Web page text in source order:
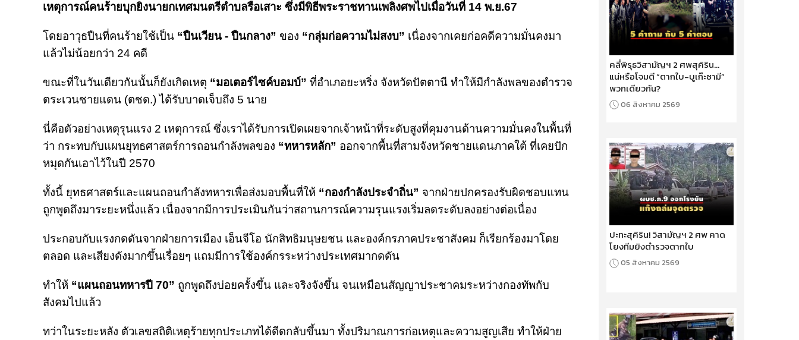
เหตุการณ์คนร้ายบุกยิงนายกเทศมนตรีตำบลรือเสาะ ซึ่งมีพิธีพระราชทานเพลิงศพไปเมื่อวันที่ 14 พ.ย.67
โดยอาวุธปืนที่คนร้ายใช้เป็น “ปืนเวียน - ปืนกลาง” ของ “กลุ่มก่อความไม่สงบ” เนื่องจากเคยก่อคดีความมั่นคงมา
แล้วไม่น้อยกว่า 24 คดี
ขณะที่ในวันเดียวกันนั้นก็ยังเกิดเหตุ “มอเตอร์ไซค์บอมบ์” ที่อำเภอยะหริ่ง จังหวัดปัตตานี ทำให้มีกำลังพลของตำรวจ
ตระเวนชายแดน (ตชด.) ได้รับบาดเจ็บถึง 5 นาย
นี่คือตัวอย่างเหตุรุนแรง 2 เหตุการณ์ ซึ่งเราได้รับการเปิดเผยจากเจ้าหน้าที่ระดับสูงที่คุมงานด้านความมั่นคงในพื้นที่
ว่า กระทบกับแผนยุทธศาสตร์การถอนกำลังพลของ “ทหารหลัก” ออกจากพื้นที่สามจังหวัดชายแดนภาคใต้ ที่เคยปัก
หมุดกันเอาไว้ในปี 2570
ทั้งนี้ ยุทธศาสตร์และแผนถอนกำลังทหารเพื่อส่งมอบพื้นที่ให้ “กองกำลังประจำถิ่น” จากฝ่ายปกครองรับผิดชอบแทน
ถูกพูดถึงมาระยะหนึ่งแล้ว เนื่องจากมีการประเมินกันว่าสถานการณ์ความรุนแรงเริ่มลดระดับลงอย่างต่อเนื่อง
ประกอบกับแรงกดดันจากฝ่ายการเมือง เอ็นจีโอ นักสิทธิมนุษยชน และองค์กรภาคประชาสังคม ก็เรียกร้องมาโดย
ตลอด และเสียงดังมากขึ้นเรื่อยๆ แถมมีการใช้องค์กรระหว่างประเทศมากดดัน
ทำให้ “แผนถอนทหารปี 70” ถูกพูดถึงบ่อยครั้งขึ้น และจริงจังขึ้น จนเหมือนสัญญาประชาคมระหว่างกองทัพกับ
สังคมไปแล้ว
ทว่าในระยะหลัง ตัวเลขสถิติเหตุร้ายทุกประเภทได้ดีดกลับขึ้นมา ทั้งปริมาณการก่อเหตุและความสูญเสีย ทำให้ฝ่าย
คลี่พิรุธวิสามัญฯ 2 ศพสุคิริน...
แน่หรือโจมตี “ตากใบ-บูเก๊ะซามี”
พวกเดียวกัน?
06 สิงหาคม 2569
ปะทะสุคิริน! วิสามัญฯ 2 ศพ คาด
โยงทีมยิงตำรวจตากใบ
05 สิงหาคม 2569